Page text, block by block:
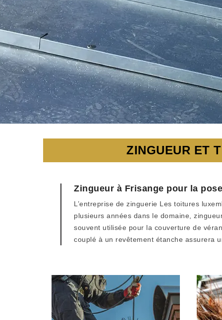
ZINGUEUR ET
Zingueur à Frisange pour la
L’entreprise de zinguerie Les toitures
plusieurs années dans le domaine,
souvent utilisée pour la couverture de
couplé à un revêtement étanche assurera